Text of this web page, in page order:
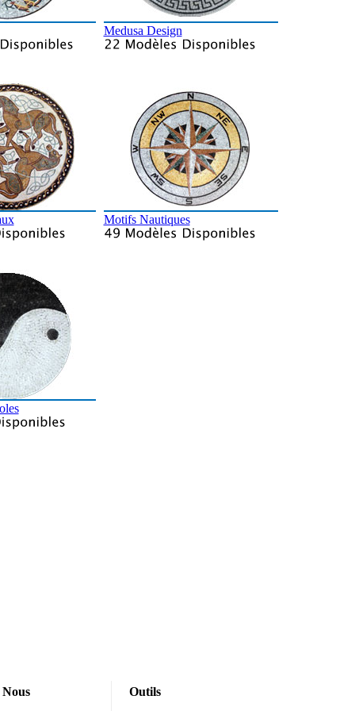
Medusa Design
Motifs Nautiques
Outils